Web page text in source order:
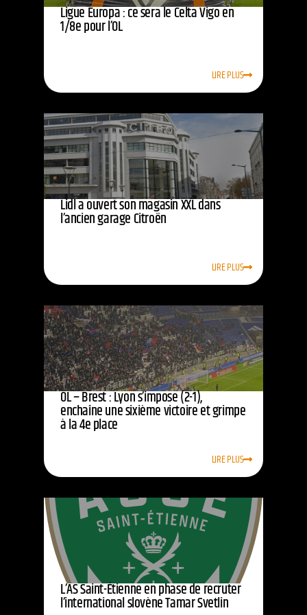
Ligue Europa : ce sera le Celta Vigo en
1/8e pour l’OL
LIRE PLUS
Lidl a ouvert son magasin XXL dans
l’ancien garage Citroën
LIRE PLUS
OL – Brest : Lyon s’impose (2-1),
enchaîne une sixième victoire et grimpe
à la 4e place
LIRE PLUS
L’AS Saint-Étienne en phase de recruter
l’international slovène Tamar Svetlin